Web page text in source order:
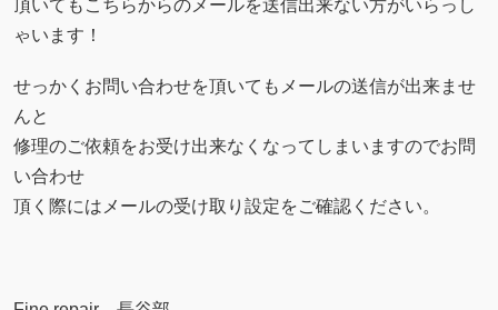
頂いてもこちらからのメールを送信出来ない方がいらっし
ゃいます！
せっかくお問い合わせを頂いてもメールの送信が出来ませ
んと
修理のご依頼をお受け出来なくなってしまいますのでお問
い合わせ
頂く際にはメールの受け取り設定をご確認ください。